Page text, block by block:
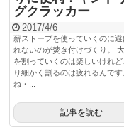
グクラッカー
2017/4/6
薪ストーブを使っていくのに避
れないのが焚き付けづくり。
を割っていくのは楽しいけれど
り細かく割るのは疲れるんです
ね・...
記事を読む